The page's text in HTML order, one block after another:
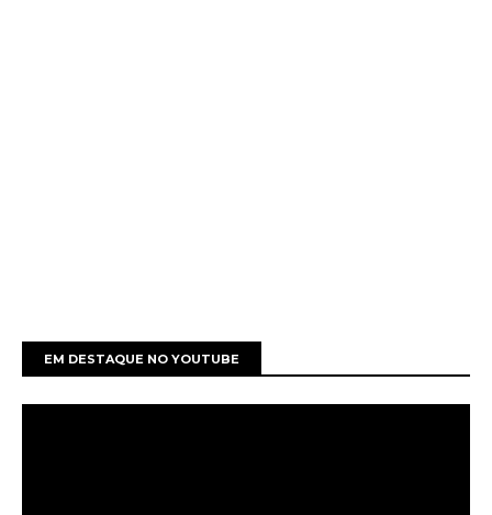
EM DESTAQUE NO YOUTUBE